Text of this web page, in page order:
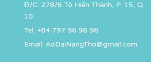
Đ/C: 278/6 Tô Hiến Thành, P. 15, Q.
10
Tel: +84 797 96 96 96
Email: AoDaiNangTho@gmail.com